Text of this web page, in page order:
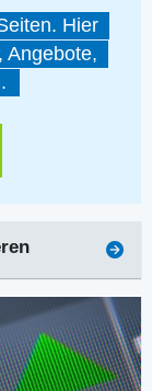
Hier
Angebote,